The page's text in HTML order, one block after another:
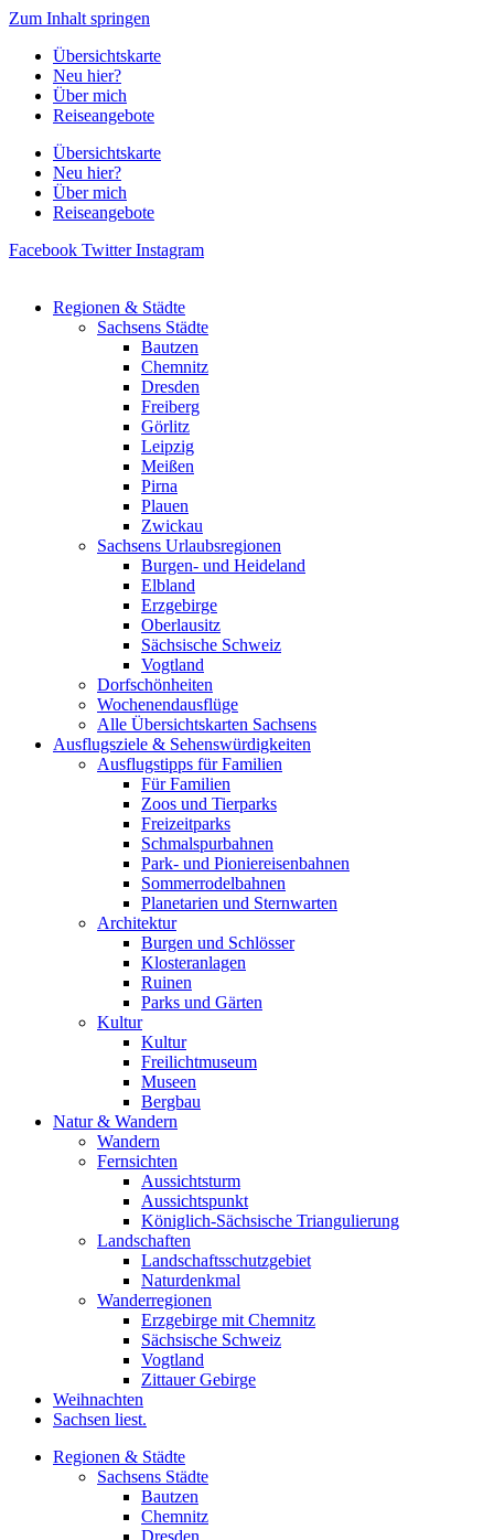
Zum Inhalt springen
Übersichtskarte
Neu hier?
Über mich
Reiseangebote
Übersichtskarte
Neu hier?
Über mich
Reiseangebote
Facebook Twitter Instagram
Regionen & Städte
Sachsens Städte
Bautzen
Chemnitz
Dresden
Freiberg
Görlitz
Leipzig
Meißen
Pirna
Plauen
Zwickau
Sachsens Urlaubsregionen
Burgen- und Heideland
Elbland
Erzgebirge
Oberlausitz
Sächsische Schweiz
Vogtland
Dorfschönheiten
Wochenendausflüge
Alle Übersichtskarten Sachsens
Ausflugsziele & Sehenswürdigkeiten
Ausflugstipps für Familien
Für Familien
Zoos und Tierparks
Freizeitparks
Schmalspurbahnen
Park- und Pioniereisenbahnen
Sommerrodelbahnen
Planetarien und Sternwarten
Architektur
Burgen und Schlösser
Klosteranlagen
Ruinen
Parks und Gärten
Kultur
Kultur
Freilichtmuseum
Museen
Bergbau
Natur & Wandern
Wandern
Fernsichten
Aussichtsturm
Aussichtspunkt
Königlich-Sächsische Triangulierung
Landschaften
Landschaftsschutzgebiet
Naturdenkmal
Wanderregionen
Erzgebirge mit Chemnitz
Sächsische Schweiz
Vogtland
Zittauer Gebirge
Weihnachten
Sachsen liest.
Regionen & Städte
Sachsens Städte
Bautzen
Chemnitz
Dresden